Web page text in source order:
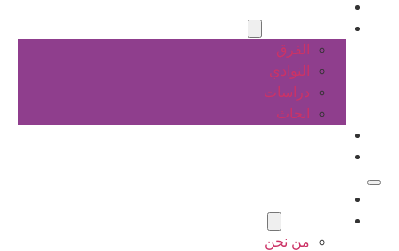
الفرق
النوادي
دراسات
ابحاث
من نحن